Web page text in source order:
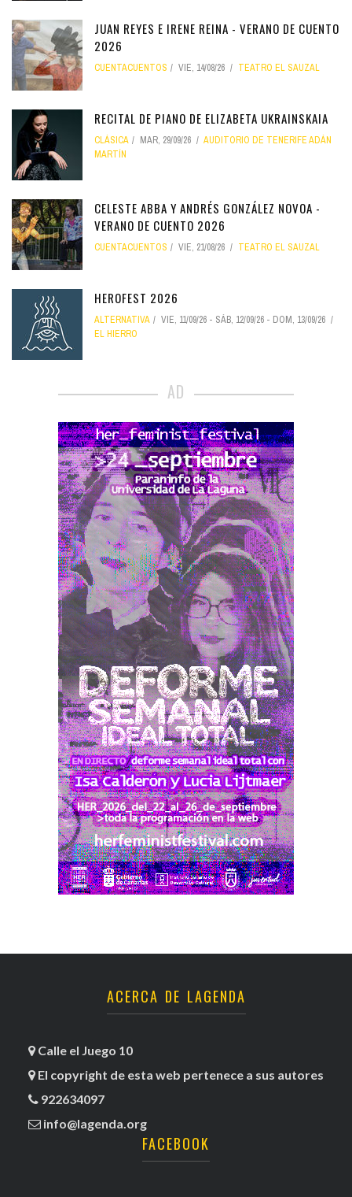
JUAN REYES E IRENE REINA - VERANO DE CUENTO
2026
CUENTACUENTOS VIE, 14/08/26 TEATRO EL SAUZAL
RECITAL DE PIANO DE ELIZABETA UKRAINSKAIA
CLÁSICA MAR, 29/09/26
AUDITORIO DE TENERIFE ADÁN
MARTÍN
CELESTE ABBA Y ANDRÉS GONZÁLEZ NOVOA -
VERANO DE CUENTO 2026
CUENTACUENTOS VIE, 21/08/26 TEATRO EL SAUZAL
HEROFEST 2026
ALTERNATIVA VIE, 11/09/26 - SÁB, 12/09/26 - DOM, 13/09/26
EL HIERRO
AD
ACERCA DE LAGENDA
Calle el Juego 10
El copyright de esta web pertenece a sus autores
922634097
info@lagenda.org
FACEBOOK